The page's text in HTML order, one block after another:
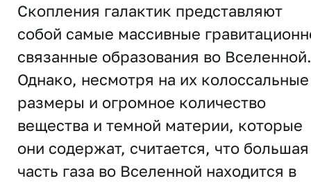
Скопления галактик представляют
собой самые массивные
связанные образования во Вселенной.
Однако, несмотря на их колоссальные
размеры и огромное количество
вещества и темной материи, которые
они содержат, считается, что большая
часть газа во Вселенной находится в